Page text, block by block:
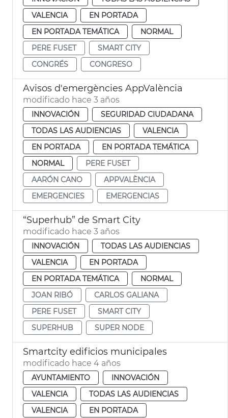
VALENCIA
EN PORTADA
EN PORTADA TEMÁTICA
NORMAL
PERE FUSET
SMART CITY
CONGRÉS
CONGRESO
Avisos d'emergències AppValència
modificado hace 3 años
INNOVACIÓN
SEGURIDAD CIUDADANA
TODAS LAS AUDIENCIAS
VALENCIA
EN PORTADA
EN PORTADA TEMÁTICA
NORMAL
PERE FUSET
AARÓN CANO
APPVALÈNCIA
EMERGENCIES
EMERGENCIAS
“Superhub” de Smart City
modificado hace 3 años
INNOVACIÓN
TODAS LAS AUDIENCIAS
VALENCIA
EN PORTADA
EN PORTADA TEMÁTICA
NORMAL
JOAN RIBÓ
CARLOS GALIANA
PERE FUSET
SMART CITY
SUPERHUB
SUPER NODE
Smartcity edificios municipales
modificado hace 4 años
AYUNTAMIENTO
INNOVACIÓN
VALENCIA
TODAS LAS AUDIENCIAS
VALENCIA
EN PORTADA